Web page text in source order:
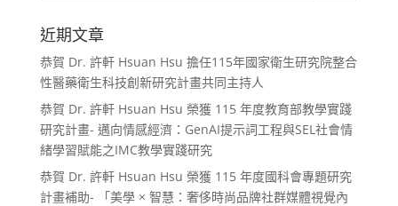
近期文章
恭賀 Dr. 許軒 Hsuan Hsu 擔任115年國家衛生研究院整合
性醫藥衛生科技創新研究計畫共同主持人
恭賀 Dr. 許軒 Hsuan Hsu 榮獲 115 年度教育部教學實踐
研究計畫- 邁向情感經濟：GenAI提示詞工程與SEL社會情
緒學習賦能之IMC教學實踐研究
恭賀 Dr. 許軒 Hsuan Hsu 榮獲 115 年度國科會專題研究
計畫補助- 「美學 × 智慧：奢侈時尚品牌社群媒體視覺內